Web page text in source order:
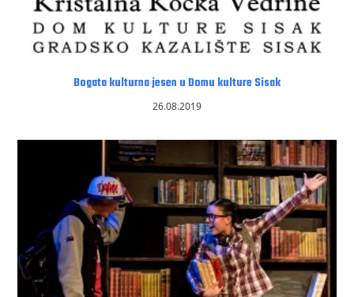
Bogata kulturna jesen u Domu kulture Sisak
26.08.2019